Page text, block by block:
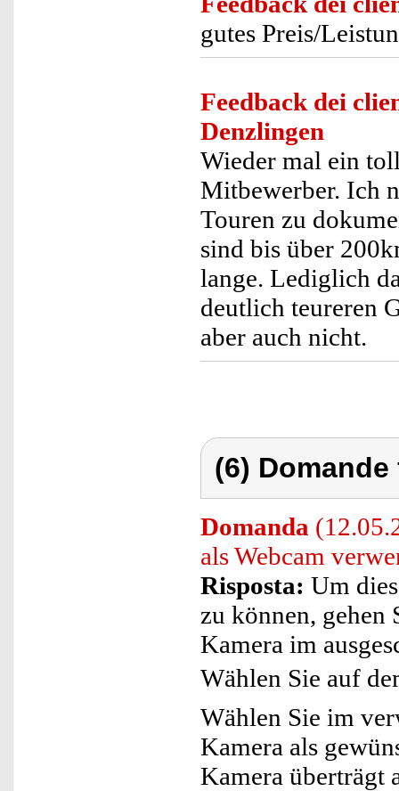
gutes Preis/
Feedback dei
Denzlingen
Wieder mal ein
Mitbewerber. Ich
Touren zu
sind bis über
lange. Lediglich
deutlich teureren
aber auch nicht.
(6)
Domanda
als Webcam
Risposta: Um
zu können,
Kamera im
Wählen Sie auf
Wählen Sie im
Kamera als
Kamera überträgt